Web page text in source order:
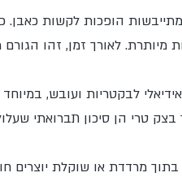
הופכות לקשות כאבן.
מיותרת. לאורך זמן, זהו
לבקטריות ועובש,
טרי הן סיכון תברואתי
בתוך מרדדת או שוקלת